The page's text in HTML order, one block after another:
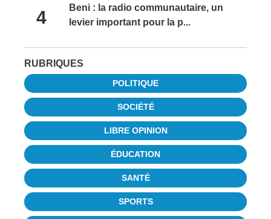
4
Beni : la radio communautaire, un
levier important pour la p...
RUBRIQUES
POLITIQUE
SOCIÉTÉ
LIBRE OPINION
ÉDUCATION
SANTÉ
SPORTS